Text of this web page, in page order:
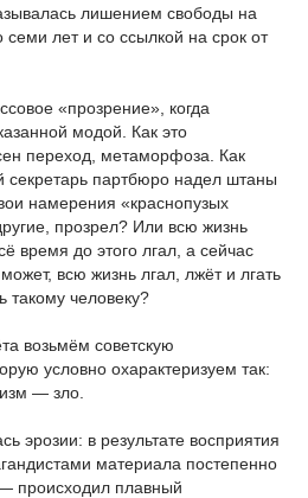
лишением свободы на
лет и со ссылкой на срок от
«прозрение», когда
модой. Как это
переход, метаморфоза. Как
секретарь партбюро надел штаны
намерения «краснопузых
прозрел? Или всю жизнь
время до этого лгал, а сейчас
всю жизнь лгал, лжёт и лгать
такому человеку?
возьмём советскую
условно охарактеризуем так:
― зло.
эрозии: в результате восприятия
материала постепенно
происходил плавный